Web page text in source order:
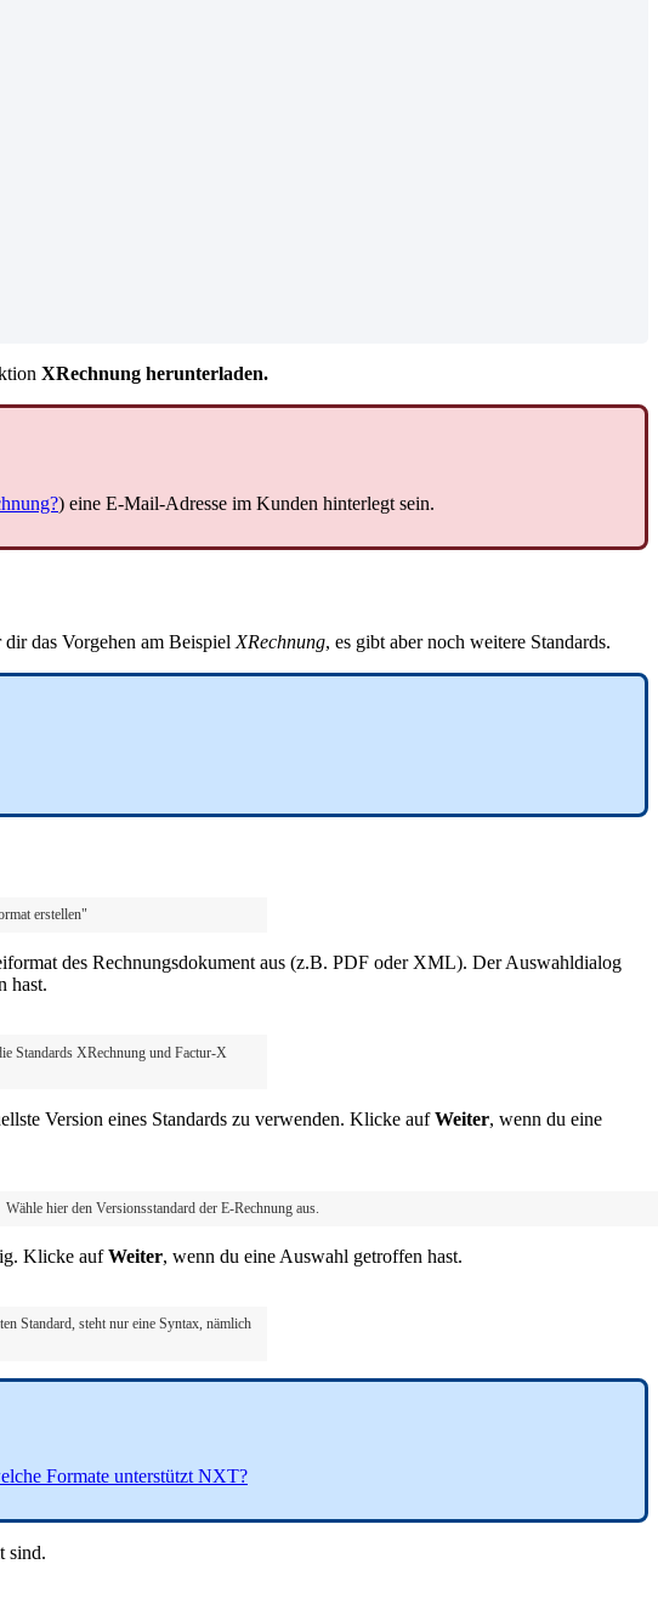
XRechnung herunterladen.
) eine E-Mail-Adresse im Kunden hinterlegt sein.
das Vorgehen am Beispiel XRechnung, es gibt aber noch weitere Standards.
erstellen"
des Rechnungsdokument aus (z.B. PDF oder XML). Der Auswahldialog
hast.
Standards XRechnung und Factur-X
Version eines Standards zu verwenden. Klicke aufWeiter, wenn du eine
Wähle hier den Versionsstandard der E-Rechnung aus.
Klicke aufWeiter, wenn du eine Auswahl getroffen hast.
Standard, steht nur eine Syntax, nämlich
Formate unterstützt NXT?
sind.